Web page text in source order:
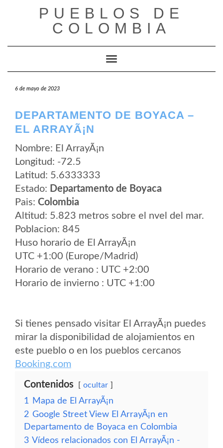
PUEBLOS DE
COLOMBIA
Cambiar modo de navegación
6 de mayo de 2023
DEPARTAMENTO DE BOYACA –
EL ARRAYÃ¡N
Nombre: El ArrayÃ¡n
Longitud: -72.5
Latitud: 5.6333333
Estado: Departamento de Boyaca
Pais: Colombia
Altitud: 5.823 metros sobre el nvel del mar.
Poblacion: 845
Huso horario de El ArrayÃ¡n
UTC +1:00 (Europe/Madrid)
Horario de verano : UTC +2:00
Horario de invierno : UTC +1:00
Si tienes pensado visitar El ArrayÃ¡n puedes
mirar la disponibilidad de alojamientos en
este pueblo o en los pueblos cercanos
Booking.com
Contenidos ocultar
1
Mapa de El ArrayÃ¡n
2 Google Street View El ArrayÃ¡n en
Departamento de Boyaca en Colombia
3 Vídeos relacionados con El ArrayÃ¡n -